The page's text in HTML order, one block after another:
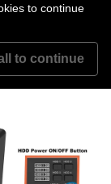
to continue
to continue